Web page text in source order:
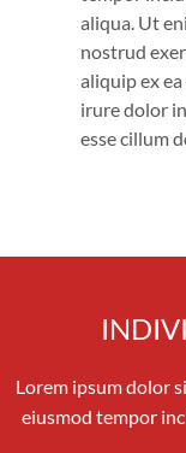
aliqua. Ut
nostrud
aliquip ex
irure dolor
esse cillum
Lorem ipsum dolor
eiusmod tempor